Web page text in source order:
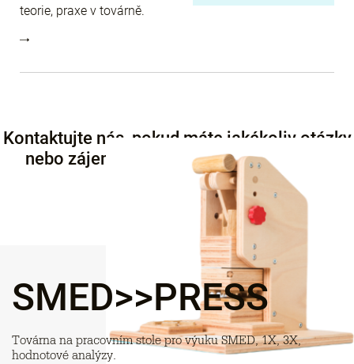
teorie, praxe v továrně.
Kontaktujte nás, pokud máte jakékoliv otázky
nebo zájem o uzavřené firemní školení.
SMED>>PRESS
Továrna na pracovním stole pro výuku SMED, 1X, 3X,
hodnotové analýzy.